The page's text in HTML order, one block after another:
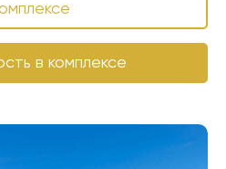
в комплексе